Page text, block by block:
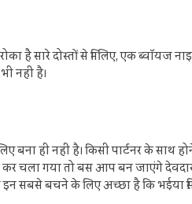
है सारे दोस्तों से मिलिए, एक
नहीं है।
बना ही नहीं है। किसी पार्टनर के
कर चला गया तो बस आप बन जाएंगे
इन सबसे बचने के लिए अच्छा है कि भईया